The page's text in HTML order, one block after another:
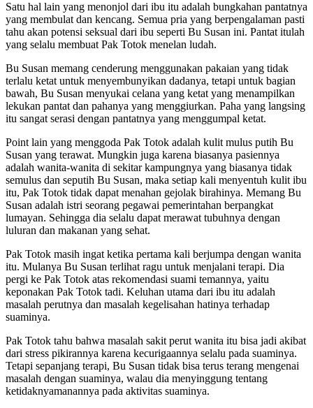
Satu hal lain yang menonjol dari ibu itu adalah bungkahan pantatnya
yang membulat dan kencang. Semua pria yang berpengalaman pasti
tahu akan potensi seksual dari ibu seperti Bu Susan ini. Pantat itulah
yang selalu membuat Pak Totok menelan ludah.
Bu Susan memang cenderung menggunakan pakaian yang tidak
terlalu ketat untuk menyembunyikan dadanya, tetapi untuk bagian
bawah, Bu Susan menyukai celana yang ketat yang menampilkan
lekukan pantat dan pahanya yang menggiurkan. Paha yang langsing
itu sangat serasi dengan pantatnya yang menggumpal ketat.
Point lain yang menggoda Pak Totok adalah kulit mulus putih Bu
Susan yang terawat. Mungkin juga karena biasanya pasiennya
adalah wanita-wanita di sekitar kampungnya yang biasanya tidak
semulus dan seputih Bu Susan, maka setiap kali menyentuh kulit ibu
itu, Pak Totok tidak dapat menahan gejolak birahinya. Memang Bu
Susan adalah istri seorang pegawai pemerintahan berpangkat
lumayan. Sehingga dia selalu dapat merawat tubuhnya dengan
luluran dan makanan yang sehat.
Pak Totok masih ingat ketika pertama kali berjumpa dengan wanita
itu. Mulanya Bu Susan terlihat ragu untuk menjalani terapi. Dia
pergi ke Pak Totok atas rekomendasi suami temannya, yaitu
keponakan Pak Totok tadi. Keluhan utama dari ibu itu adalah
masalah perutnya dan masalah kegelisahan hatinya terhadap
suaminya.
Pak Totok tahu bahwa masalah sakit perut wanita itu bisa jadi akibat
dari stress pikirannya karena kecurigaannya selalu pada suaminya.
Tetapi sepanjang terapi, Bu Susan tidak bisa terus terang mengenai
masalah dengan suaminya, walau dia menyinggung tentang
ketidaknyamanannya pada aktivitas suaminya.